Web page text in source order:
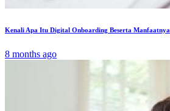
Kenali Apa Itu Digital Onboarding Beserta Manfaatnya
8 months ago